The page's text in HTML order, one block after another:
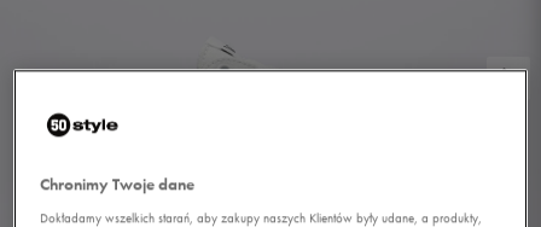
Chronimy Twoje dane
Dokładamy wszelkich starań, aby zakupy naszych Klientów były udane, a produkty,